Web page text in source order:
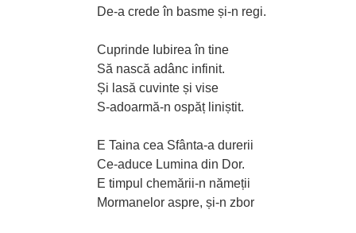
De-a crede în basme și-n regi.
Cuprinde Iubirea în tine
Să nască adânc infinit.
Și lasă cuvinte și vise
S-adoarmă-n ospăț liniștit.
E Taina cea Sfânta-a durerii
Ce-aduce Lumina din Dor.
E timpul chemării-n nămeții
Mormanelor aspre, și-n zbor